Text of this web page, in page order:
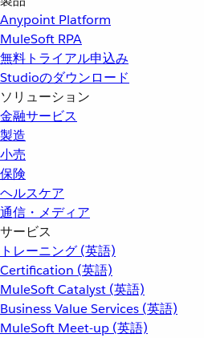
Anypoint Platform
MuleSoft RPA
無料トライアル申込み
Studioのダウンロード
ソリューション
金融サービス
製造
小売
保険
ヘルスケア
通信・メディア
サービス
トレーニング (英語)
Certification (英語)
MuleSoft Catalyst (英語)
Business Value Services (英語)
MuleSoft Meet-up (英語)